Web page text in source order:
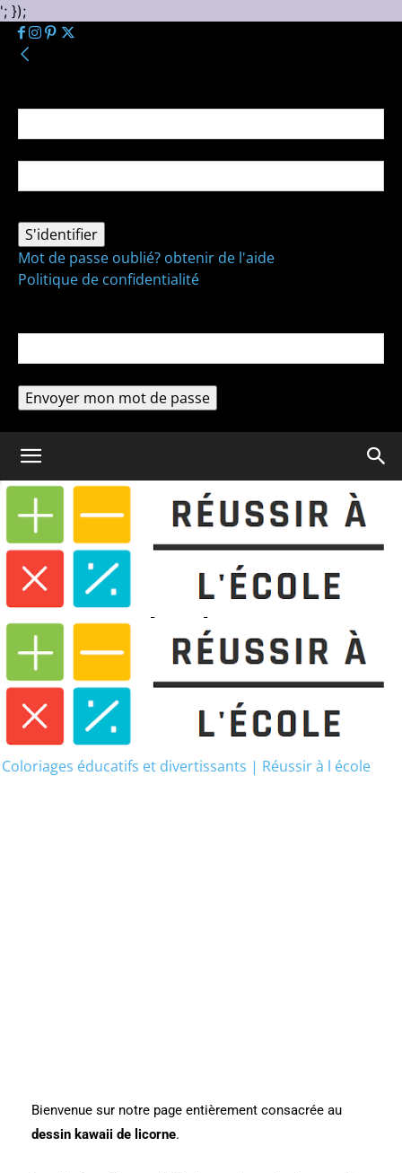
'; });
Mot de passe oublié? obtenir de l'aide
Politique de confidentialité
Coloriages éducatifs et divertissants | Réussir à l école
Coloriage Dessin Kawaii Licorne | 20
superbes images gratuites à imprimer
Dessin Kawaii Licorne | 20
superbes images gratuites à
imprimer
Bienvenue sur notre page entièrement consacrée au
dessin kawaii de licorne.